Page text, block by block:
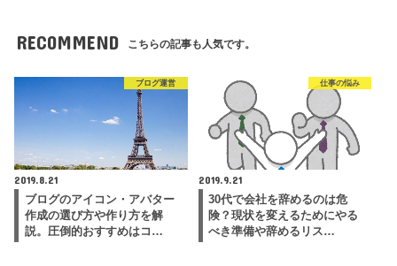
RECOMMEND こちらの記事も人気です。
ブログ運営
2019.8.21
ブログのアイコン・アバター
作成の選び方や作り方を解
説。圧倒的おすすめはコ…
仕事の悩み
2019.9.21
30代で会社を辞めるのは危
険？現状を変えるためにやる
べき準備や辞めるリス…